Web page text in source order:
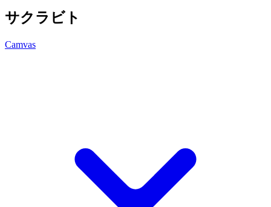
サクラビト
Camvas